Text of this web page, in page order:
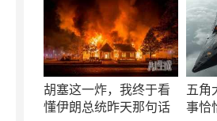
胡塞这一炸，我终于看
懂伊朗总统昨天那句话
五角
事恰